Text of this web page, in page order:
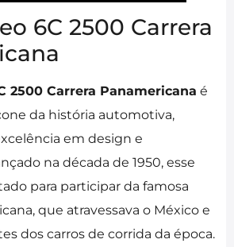
6C 2500 Carrera
2500 Carrera Panamericana é
da história automotiva,
em design e
na década de 1950, esse
para participar da famosa
que atravessava o México e
dos carros de corrida da época.